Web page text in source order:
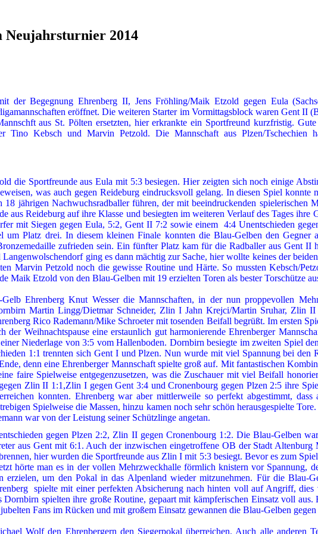
Neujahrsturnier 2014
Begegnung Ehrenberg II, Jens Fröhling/Maik Etzold gegen Eula
eröffnet. Die weiteren Starter im Vormittagsblock waren Gent
aus St. Pölten ersetzten, hier erkrankte ein Sportfreund kurzfristig. Gute
Tino Kebsch und Marvin Petzold. Die Mannschaft aus Plzen/
die Sportfreunde aus Eula mit 5:3 besiegen. Hier zeigten sich noch einige
was auch gegen Reideburg eindrucksvoll gelang. In diesen Spiel konnte
jährigen Nachwuchsradballer führen, der mit beeindruckenden spielerischen
aus Reideburg auf ihre Klasse und besiegten im weiteren Verlauf des Tages
mit Siegen gegen Eula, 5:2, Gent II 7:2 sowie einem 4:4 Unentschieden
um Platz drei. In diesem kleinen Finale konnten die Blau-Gelben den
zufrieden sein. Ein fünfter Platz kam für die Radballer aus Gent II
ging es dann mächtig zur Sache, hier wollte keines der
Marvin Petzold noch die gewisse Routine und Härte. So mussten Kebsch/
Maik Etzold von den Blau-Gelben mit 19 erzielten Toren als bester Torschütze
Ehrenberg Knut Wesser die Mannschaften, in der nun proppevollen
Martin Lingg/Dietmar Schneider, Zlin I Jahn Krejci/Martin Sruhar, Zlin
Rico Rademann/Mike Schroeter mit tosenden Beifall begrüßt. Im ersten
Weihnachtspause eine erstaunlich gut harmonierende Ehrenberger
Niederlage von 3:5 vom Hallenboden. Dornbirn besiegte im zweiten Spiel
1:1 trennten sich Gent I und Plzen. Nun wurde mit viel Spannung bei den
denn eine Ehrenberger Mannschaft spielte groß auf. Mit fantastischen
faire Spielweise entgegenzusetzen, was die Zuschauer mit viel Beifall
Zlin II 1:1,Zlin I gegen Gent 3:4 und Cronenbourg gegen Plzen 2:5 ihre
konnten. Ehrenberg war aber mittlerweile so perfekt abgestimmt,
Spielweise die Massen, hinzu kamen noch sehr schön herausgespielte
war von der Leistung seiner Schützlinge angetan.
gegen Plzen 2:2, Zlin II gegen Cronenbourg 1:2. Die Blau-Gelben
aus Gent mit 6:1. Auch der inzwischen eingetroffene OB der Stadt
hier wurden die Sportfreunde aus Zlin I mit 5:3 besiegt. Bevor es zum
hörte man es in der vollen Mehrzweckhalle förmlich knistern vor Spannung,
erzielen, um den Pokal in das Alpenlandwiedermitzunehmen. Für die Blau-
spielte mit einer perfekten Absicherung nach hinten voll auf Angriff,
spielten ihre große Routine, gepaart mit kämpferischen Einsatz voll
Fans im Rücken und mit großem Einsatz gewannen die Blau-Gelben
Wolf den Ehrenbergern den Siegerpokal überreichen. Auch alle anderen